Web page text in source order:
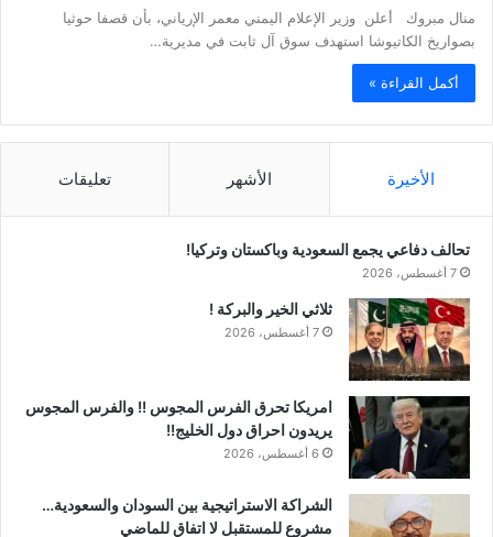
منال مبروك أعلن وزير الإعلام اليمني معمر الإرياني، بأن قصفا حوثيا
بصواريخ الكاتيوشا استهدف سوق آل ثابت في مديرية…
أكمل القراءة »
الأخيرة الأشهر تعليقات
تحالف دفاعي يجمع السعودية وباكستان وتركيا!
7 أغسطس، 2026
ثلاثي الخير والبركة !
7 أغسطس، 2026
امريكا تحرق الفرس المجوس !! والفرس المجوس
يريدون احراق دول الخليج!!
6 أغسطس، 2026
الشراكة الاستراتيجية بين السودان والسعودية…
مشروع للمستقبل لا اتفاق للماضي